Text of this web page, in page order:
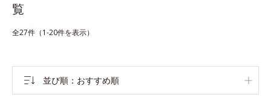
覧
全27件（1-20件を表示）
並び順 おすすめ順